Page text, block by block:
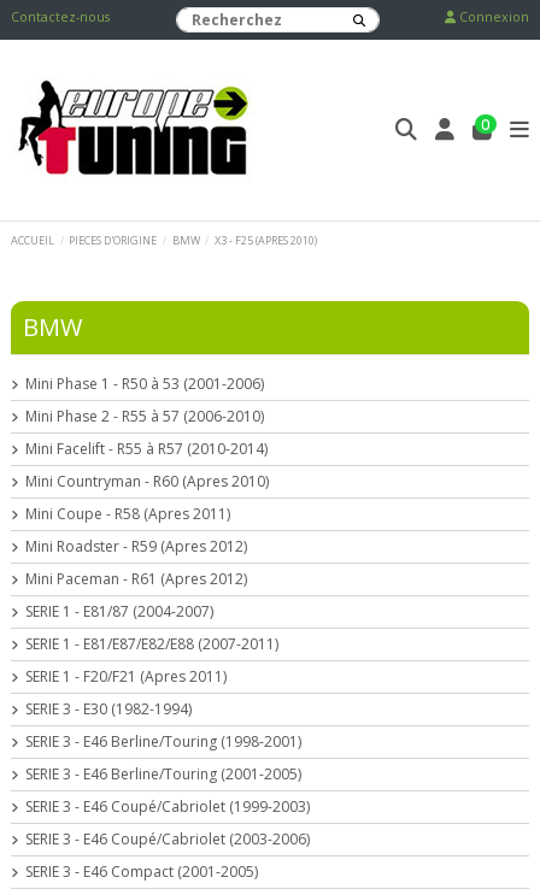
Contactez-nous Connexion
0
ACCUEIL PIECES D'ORIGINE BMW X3 - F25 (APRES 2010)
BMW
Mini Phase 1 - R50 à 53 (2001-2006)
Mini Phase 2 - R55 à 57 (2006-2010)
Mini Facelift - R55 à R57 (2010-2014)
Mini Countryman - R60 (Apres 2010)
Mini Coupe - R58 (Apres 2011)
Mini Roadster - R59 (Apres 2012)
Mini Paceman - R61 (Apres 2012)
SERIE 1 - E81/87 (2004-2007)
SERIE 1 - E81/E87/E82/E88 (2007-2011)
SERIE 1 - F20/F21 (Apres 2011)
SERIE 3 - E30 (1982-1994)
SERIE 3 - E46 Berline/Touring (1998-2001)
SERIE 3 - E46 Berline/Touring (2001-2005)
SERIE 3 - E46 Coupé/Cabriolet (1999-2003)
SERIE 3 - E46 Coupé/Cabriolet (2003-2006)
SERIE 3 - E46 Compact (2001-2005)